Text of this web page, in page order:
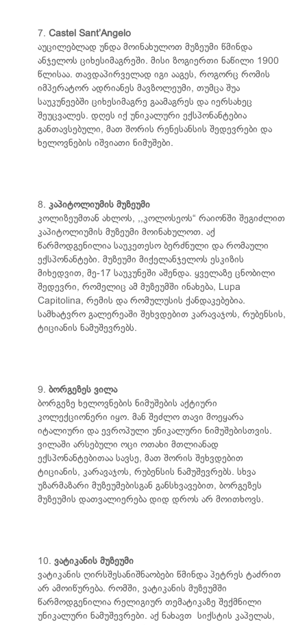
7. Castel Sant’Angelo
აუცილებლად უნდა მოინახულოთ მუზეუმი წმინდა
ანჯელოს ციხესიმაგრეში. მისი ზოგიერთი ნაწილი 1900
წლისაა. თავდაპირველად იგი ააგეს, როგორც რომის
იმპერატორ ადრიანეს მავზოლეუმი, თუმცა შუა
საუკუნეებში ციხესიმაგრე გაამაგრეს და იერსახეც
შეუცვალეს. დღეს იქ უნიკალური ექსპონანტებია
განთავსებული, მათ შორის რენესანსის შედევრები და
ხელოვნების იშვიათი ნიმუშები.
8. კაპიტოლიუმის მუზეუმი
კოლიზეუმთან ახლოს, ,,კოლოსეოს“ რაიონში შეგიძლით
კაპიტოლიუმის მუზეუმი მოინახულოთ. აქ
წარმოდგენილია საუკეთესო ბერძნული და რომაული
ექსპონანტები. მუზეუმი მიქელანჯელოს ესკიზის
მიხედვით, მე-17 საუკუნეში აშენდა. ყველაზე ცნობილი
შედევრი, რომელიც ამ მუზეუმში ინახება, Lupa
Capitolina, რემის და რომულუსის ქანდაკებებია.
სამხატვრო გალერეაში შეხვდებით კარავაჯოს, რუბენსის,
ტიციანის ნამუშევრებს.
9. ბორგეზეს ვილა
ბორგეზე ხელოვნების ნიმუშების აქტიური
კოლექციონერი იყო. მან შეძლო თავი მოეყარა
იტალიური და ევროპული უნიკალური ნიმუშებისთვის.
ვილაში არსებული ოცი ოთახი მთლიანად
ექსპონანტებითაა სავსე, მათ შორის შეხვდებით
ტიციანის, კარავაჯოს, რუბენსის ნამუშევრებს. სხვა
უზარმაზარი მუზეუმებისგან განსხვავებით, ბორგეზეს
მუზეუმის დათვალიერება დიდ დროს არ მოითხოვს.
10. ვატიკანის მუზეუმი
ვატიკანის ღირსშესანიშნაობები წმინდა პეტრეს ტაძრით
არ ამოიწურება. რომში, ვატიკანის მუზეუმში
წარმოდგენილია რელიგიურ თემატიკაზე შექმნილი
უნიკალური ნამუშევრები. აქ ნახავთ სიქსტის კაპელას,